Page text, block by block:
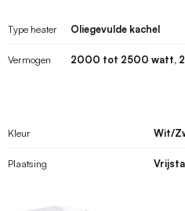
Type heater Oliegevulde kachel
Vermogen 2000 tot 2500 watt,
Kleur Wit/
Plaatsing